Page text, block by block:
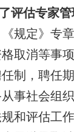
评估专家管
规定》专
取消等事项
制，聘任期
事社会组
和评估工